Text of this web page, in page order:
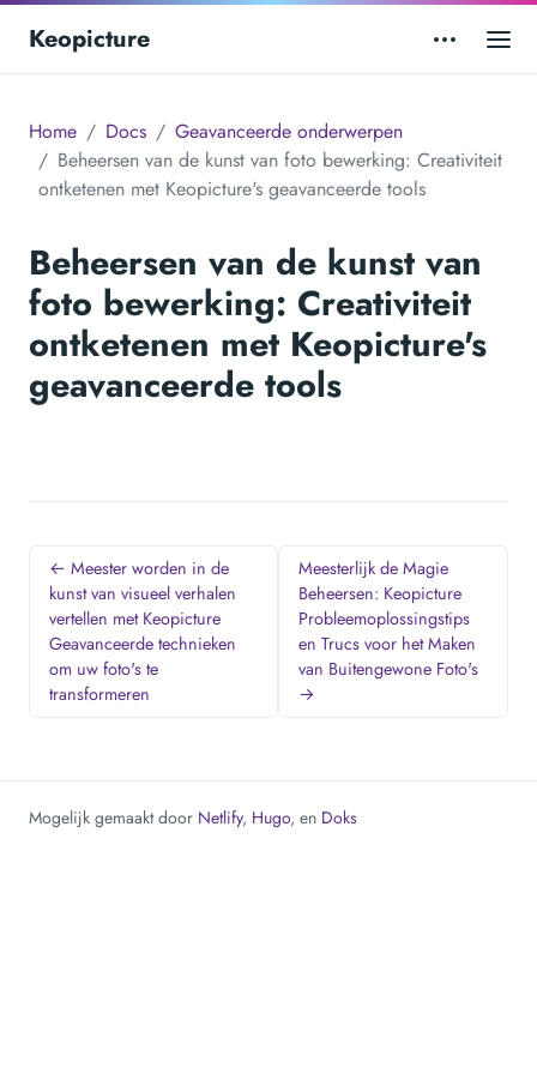
Keopicture
Home Docs
Geavanceerde onderwerpen
Beheersen van de kunst van foto bewerking: Creativiteit
ontketenen met Keopicture's geavanceerde tools
Beheersen van de kunst van
foto bewerking: Creativiteit
ontketenen met Keopicture's
geavanceerde tools
← Meester worden in de
kunst van visueel verhalen
vertellen met Keopicture
Geavanceerde technieken
om uw foto's te
transformeren
Meesterlijk de Magie
Beheersen: Keopicture
Probleemoplossingstips
en Trucs voor het Maken
van Buitengewone Foto's
→
Mogelijk gemaakt door Netlify, Hugo, en Doks